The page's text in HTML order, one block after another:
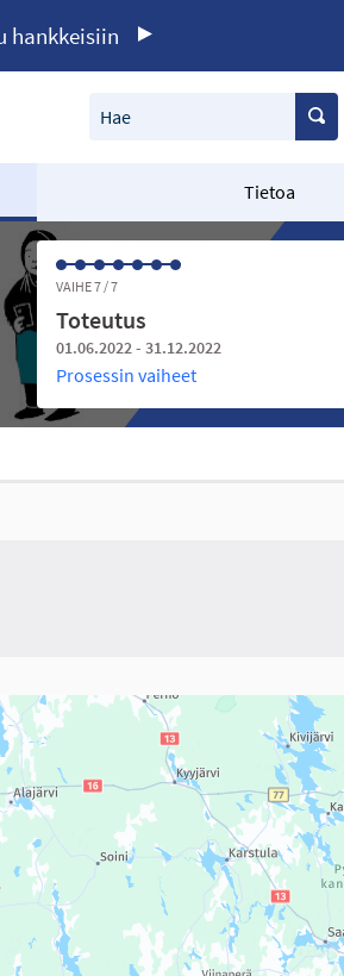
hankkeisiin
Hae
Tietoa
VAIHE 7 / 7
Toteutus
01.06.2022 - 31.12.2022
Prosessin vaiheet
mutta se voi olla vaikeaselkoinen.